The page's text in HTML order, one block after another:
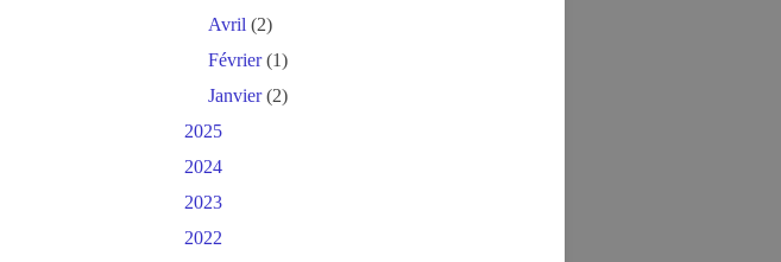
Avril (2)
Février(1)
Janvier(2)
2025
2024
2023
2022